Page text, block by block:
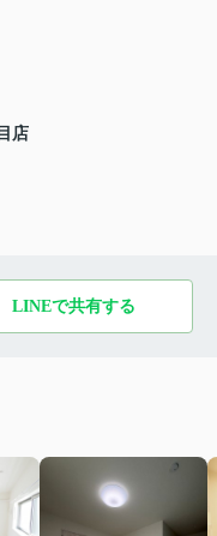
店
LINEで共有する